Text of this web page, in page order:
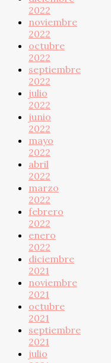
2022
noviembre
2022
octubre
2022
septiembre
2022
julio
2022
junio
2022
mayo
2022
abril
2022
marzo
2022
febrero
2022
enero
2022
diciembre
2021
noviembre
2021
octubre
2021
septiembre
2021
julio